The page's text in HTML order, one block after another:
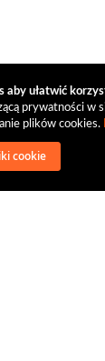
aby ułatwić
prywatności w
plików cookies.
cookie